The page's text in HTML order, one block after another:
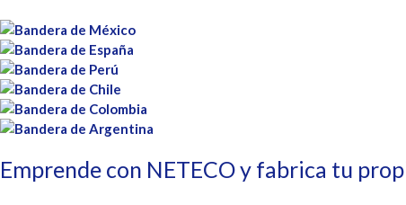
Emprende con NETECO y fabrica tu